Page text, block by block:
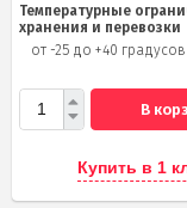
Температурные
хранения и перевозки
от -25 до +40 градусов
В
Купить в 1